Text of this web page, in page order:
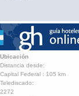
Ubicación
Distancia desde:
Capital Federal : 105 km
Telediscado:
2272